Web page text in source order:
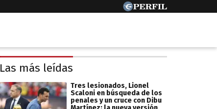
Las más leídas
Tres lesionados, Lionel
Scaloni en búsqueda de los
penales y un cruce con Dibu